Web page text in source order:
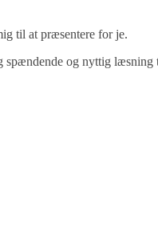
til at præsentere for je.
spændende og nyttig læsning